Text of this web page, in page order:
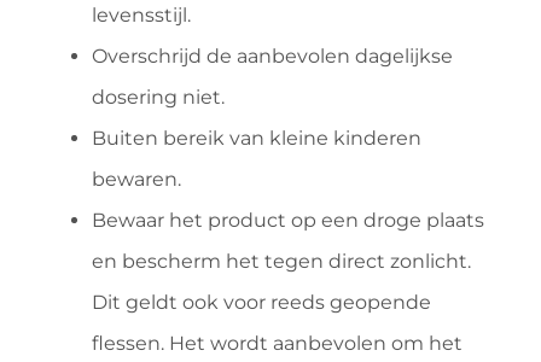
levensstijl.
Overschrijd de aanbevolen dagelijkse
dosering niet.
Buiten bereik van kleine kinderen
bewaren.
Bewaar het product op een droge plaats
en bescherm het tegen direct zonlicht.
Dit geldt ook voor reeds geopende
flessen. Het wordt aanbevolen om het